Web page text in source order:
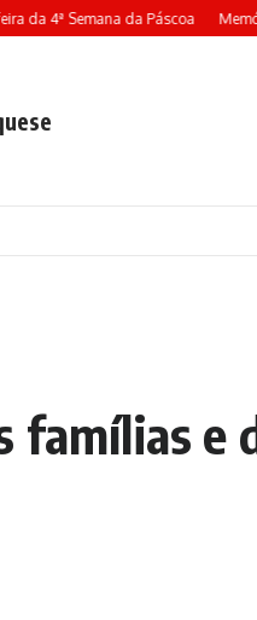
da 4ª Semana da Páscoa
famílias e